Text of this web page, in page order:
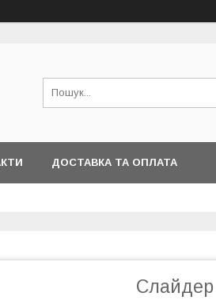
ДОСТАВКА ТА ОПЛАТА
Слайдер